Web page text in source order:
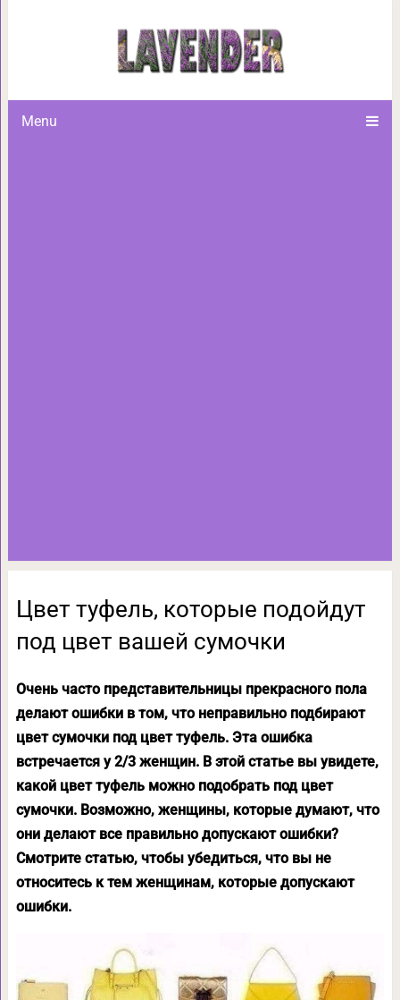
Menu
Цвет туфель, которые
Цвет туфель, которые подойдут
под цвет вашей сумочки
Очень часто представительницы прекрасного пола
делают ошибки в том, что неправильно подбирают
цвет сумочки под цвет туфель. Эта ошибка
встречается у 2/3 женщин. В этой статье вы увидете,
какой цвет туфель можно подобрать под цвет
сумочки. Возможно, женщины, которые думают, что
они делают все правильно допускают ошибки?
Смотрите статью, чтобы убедиться, что вы не
относитесь к тем женщинам, которые допускают
ошибки.